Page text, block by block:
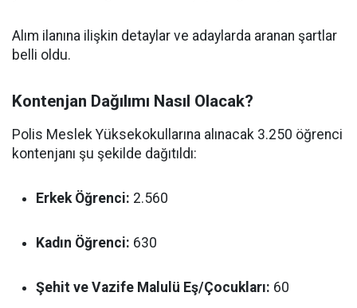
Alım ilanına ilişkin detaylar ve adaylarda aranan şartlar
belli oldu.
Kontenjan Dağılımı Nasıl Olacak?
Polis Meslek Yüksekokullarına alınacak 3.250 öğrenci
kontenjanı şu şekilde dağıtıldı:
Erkek Öğrenci: 2.560
Kadın Öğrenci: 630
Şehit ve Vazife Malulü Eş/Çocukları: 60